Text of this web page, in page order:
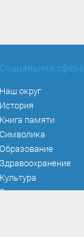
Социальная сфера
Наш округ
История
Книга памяти
Символика
Образование
Здравоохранение
Культура
Спорт